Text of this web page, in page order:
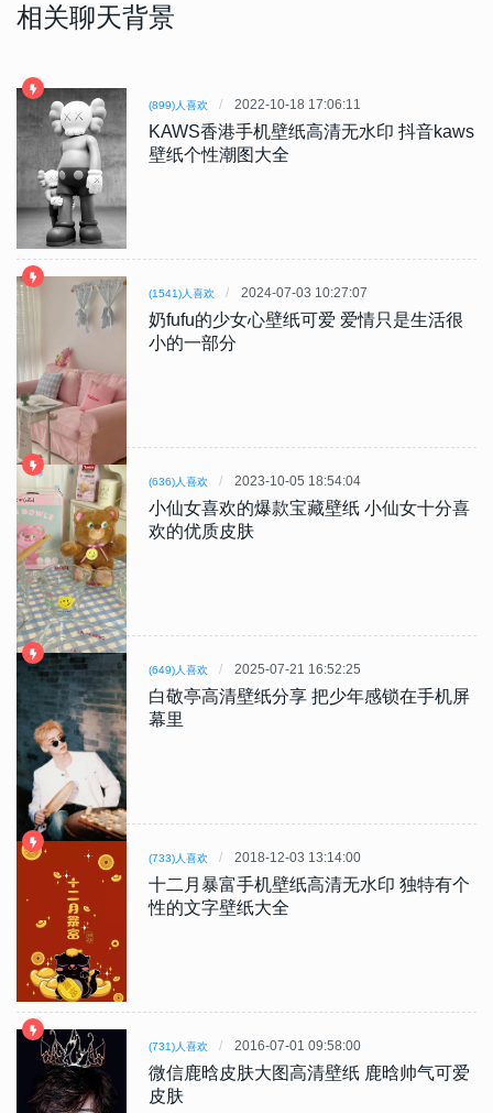
相关聊天背景
(899)人喜欢 2022-10-18 17:06:11
KAWS香港手机壁纸高清无水印 抖音kaws
壁纸个性潮图大全
(1541)人喜欢 2024-07-03 10:27:07
奶fufu的少女心壁纸可爱 爱情只是生活很
小的一部分
(636)人喜欢 2023-10-05 18:54:04
小仙女喜欢的爆款宝藏壁纸 小仙女十分喜
欢的优质皮肤
(649)人喜欢 2025-07-21 16:52:25
白敬亭高清壁纸分享 把少年感锁在手机屏
幕里
(733)人喜欢 2018-12-03 13:14:00
十二月暴富手机壁纸高清无水印 独特有个
性的文字壁纸大全
(731)人喜欢 2016-07-01 09:58:00
微信鹿晗皮肤大图高清壁纸 鹿晗帅气可爱
皮肤